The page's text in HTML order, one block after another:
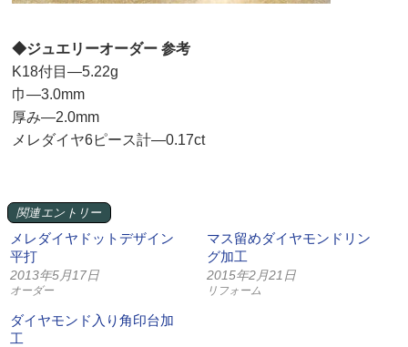
◆ジュエリーオーダー 参考
K18付目—5.22g
巾—3.0mm
厚み—2.0mm
メレダイヤ6ピース計—0.17ct
関連エントリー
メレダイヤドットデザイン
平打
2013年5月17日
オーダー
マス留めダイヤモンドリン
グ加工
2015年2月21日
リフォーム
ダイヤモンド入り角印台加
工